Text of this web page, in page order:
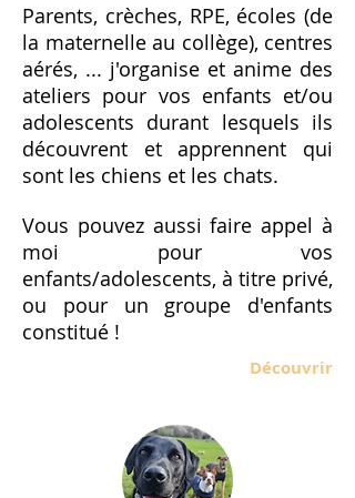
Parents, crèches, RPE, écoles (de
la maternelle au collège), centres
aérés, ... j'organise et anime des
ateliers pour vos enfants et/ou
adolescents durant lesquels ils
découvrent et apprennent qui
sont les chiens et les chats.
Vous pouvez aussi faire appel à
moi pour vos
enfants/adolescents, à titre privé,
ou pour un groupe d'enfants
constitué !
Découvrir